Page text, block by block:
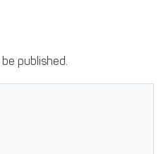
published.